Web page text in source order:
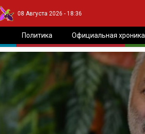
08 Августа 2026 - 18:36
Политика Официальная хроника